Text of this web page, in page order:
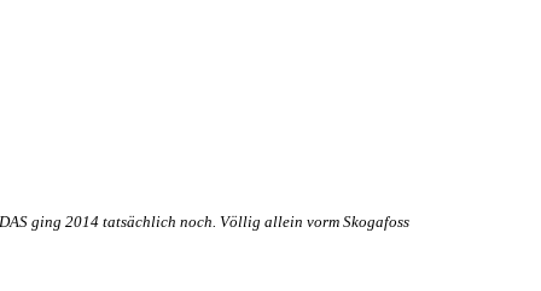
DAS ging 2014 tatsächlich noch. Völlig allein vorm Skogafoss